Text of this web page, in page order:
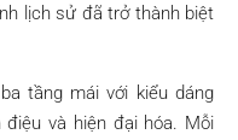
lịch sử đã trở thành biệt
tầng mái với kiểu dáng
và hiện đại hóa. Mỗi